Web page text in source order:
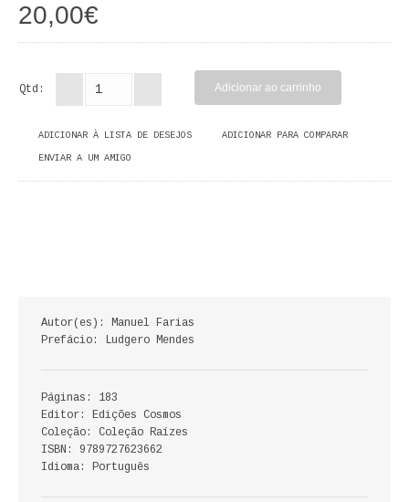
COLEÇÃO RAÍZES
ARQUITECTURA
CADERNOS HUMANITAS
ECONOMIA, GESTÃO, CONTABILIDADE
ANÁLISE DA ACÇÃO EDUCATIVA
COLEÇÃO PONTO DE INTERROGAÇÃO
20,00€
Qtd:
ADICIONAR À LISTA DE DESEJOS ADICIONAR PARA COMPARAR
ENVIAR A UM AMIGO
Autor(es): Manuel Farias
Prefácio: Ludgero Mendes
Páginas: 183
Editor: Edições Cosmos
Coleção: Coleção Raízes
ISBN: 9789727623662
Idioma: Português